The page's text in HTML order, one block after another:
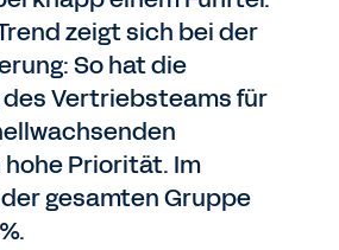
zeigt sich bei der
So hat die
Vertriebsteams für
Priorität. Im
gesamten Gruppe